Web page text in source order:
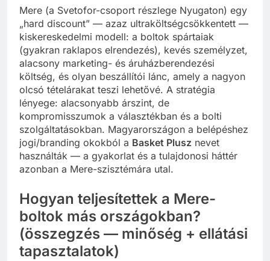
Mere (a Svetofor-csoport részlege Nyugaton) egy
„hard discount” — azaz ultraköltségcsökkentett —
kiskereskedelmi modell: a boltok spártaiak
(gyakran raklapos elrendezés), kevés személyzet,
alacsony marketing- és áruházberendezési
költség, és olyan beszállítói lánc, amely a nagyon
olcsó tételárakat teszi lehetővé. A stratégia
lényege: alacsonyabb árszint, de
kompromisszumok a választékban és a bolti
szolgáltatásokban. Magyarországon a belépéshez
jogi/branding okokból a Basket Plusz nevet
használták — a gyakorlat és a tulajdonosi háttér
azonban a Mere-szisztémára utal.
Hogyan teljesítettek a Mere-
boltok más országokban?
(összegzés — minőség + ellátási
tapasztalatok)